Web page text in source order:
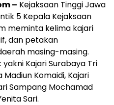
– Kejaksaan Tinggi Jawa
5 Kepala Kejaksaan
meminta kelima kajari
dan petakan
masing-masing.
Kajari Surabaya Tri
Komaidi, Kajari
Sampang Mochamad
Sari.